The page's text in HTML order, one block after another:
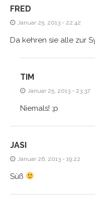
FRED
Januar 25, 2013 - 22:42
Da kehren sie alle zur
TIM
Januar 25, 2013 - 23:37
Niemals! ;p
JASI
Januar 26, 2013 - 19:22
Süß